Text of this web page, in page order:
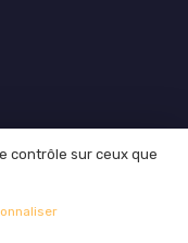
confidentialité
contrôle sur ceux que